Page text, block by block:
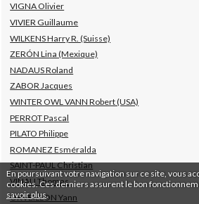
En poursuivant votre navigation sur ce site, vous
cookies. Ces derniers assurent le bon
savoir plus.
VIGNA Olivier
VIVIER Guillaume
WILKENS Harry R. (Suisse)
ZERÓN Lina (Mexique)
NADAUS Roland
ZABOR Jacques
WINTER OWL VANN Robert (USA)
PERROT Pascal
PILATO Philippe
ROMANEZ Esméralda
SAINT-PAUL Christian
VINAU Thomas
ORVEILLON Yann